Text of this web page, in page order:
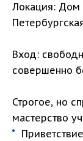
Локация: Дом
Вход:
совершенно
Строгое, но
мастерство
Приветствие